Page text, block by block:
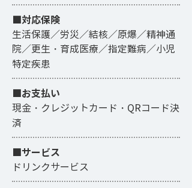
■対応保険
生活保護／労災／結核／原爆／精神通
院／更生・育成医療／指定難病／小児
特定疾患
■お支払い
現金・クレジットカード・QRコード決
済
■サービス
ドリンクサービス